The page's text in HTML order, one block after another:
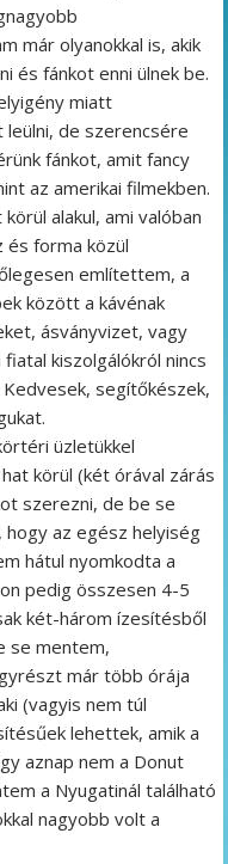
már olyanokkal is, akik
és fánkot enni ülnek be.
miatt
de szerencsére
fánkot, amit fancy
az amerikai filmekben.
alakul, ami valóban
és forma közül
említettem, a
között a kávénak
ásványvizet, vagy
kiszolgálókról nincs
segítőkészek,
üzletükkel
körül (két órával zárás
szerezni, de be se
hogy az egész helyiség
hátul nyomkodta a
pedig összesen 4-5
két-három ízesítésből
se mentem,
már több órája
(vagyis nem túl
lehettek, amik a
aznap nem a Donut
a Nyugatinál található
nagyobb volt a